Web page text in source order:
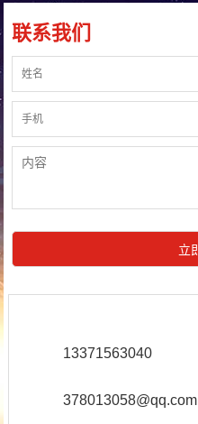
联系我们
13371563040
378013058@qq.com